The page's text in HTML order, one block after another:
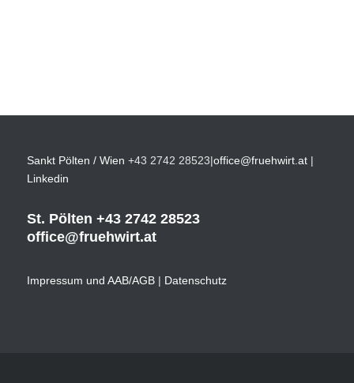
Sankt Pölten / Wien +43 2742 28523|office@fruehwirt.at|
Linkedin
St. Pölten +43 2742 28523
office@fruehwirt.at
Impressum und AAB/AGB| Datenschutz